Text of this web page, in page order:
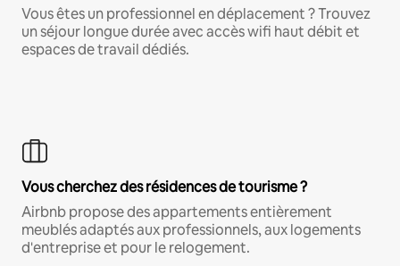
Vous êtes un professionnel en déplacement ? Trouvez
un séjour longue durée avec accès wifi haut débit et
espaces de travail dédiés.
Vous cherchez des résidences de tourisme ?
Airbnb propose des appartements entièrement
meublés adaptés aux professionnels, aux logements
d'entreprise et pour le relogement.